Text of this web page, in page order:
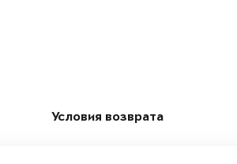
Условия возврата